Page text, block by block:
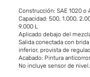
Construcción: SAE 1020 o
Capacidad: 500, 1.000,
9.000 L
Aplicado debajo del
Salida conectada con
inferior, provista de
Acabado: Pintura
No incluye sensor de nivel.